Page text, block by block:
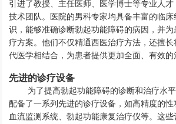
引进了教授、主任医师、医学博士等专业人
技术团队。医院的男科专家均具备丰富的临
识，能够准确诊断勃起功能障碍的病因，并
疗方案。他们不仅精通西医治疗方法，还擅
代医学相结合，为患者提供更加全面、有效的
先进的诊疗设备
为了提高勃起功能障碍的诊断和治疗水
配备了一系列先进的诊疗设备，如高精度的
血流监测系统、勃起功能康复治疗仪等。这